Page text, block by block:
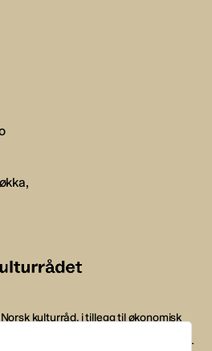
kulturråd, i tillegg til økonomisk
komponistforening og
drives etter Redaktør- og Vær Varsom-